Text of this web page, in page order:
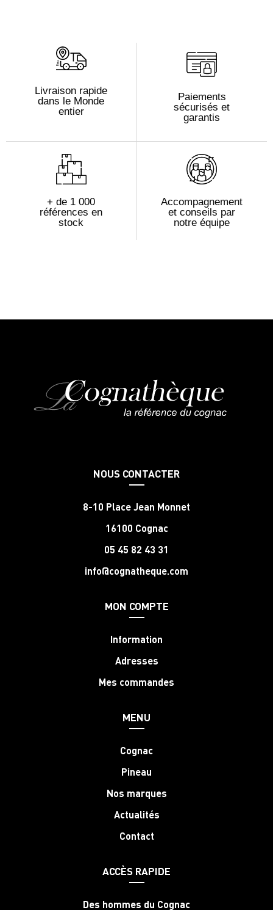
Livraison rapide
dans le Monde
entier
Paiements
sécurisés et
garantis
+ de 1 000
références en
stock
Accompagnement
et conseils par
notre équipe
NOUS CONTACTER
8-10 Place Jean Monnet
16100 Cognac
05 45 82 43 31
info@cognatheque.com
MON COMPTE
Information
Adresses
Mes commandes
MENU
Cognac
Pineau
Nos marques
Actualités
Contact
ACCÈS RAPIDE
Des hommes du Cognac